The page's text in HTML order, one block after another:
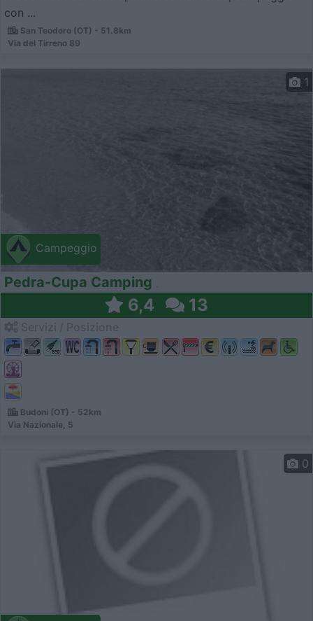
con ...
San Teodoro (OT) - 51.8km
Via del Tirreno 89
Campeggio
1
Pedra-Cupa Camping
6,4 13
Budoni (OT) - 52km
Via Nazionale, 5
0